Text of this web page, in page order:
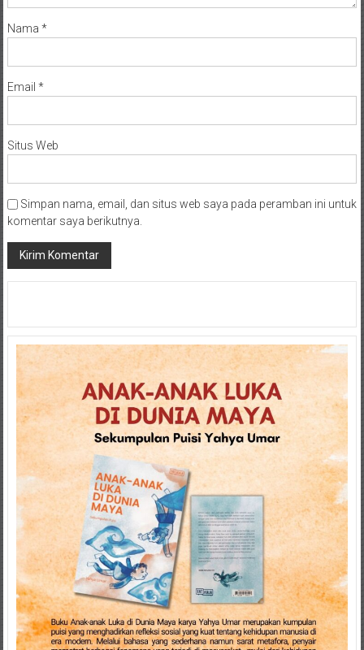
Nama *
Email *
Situs Web
Simpan nama, email, dan situs web saya pada peramban ini untuk
komentar saya berikutnya.